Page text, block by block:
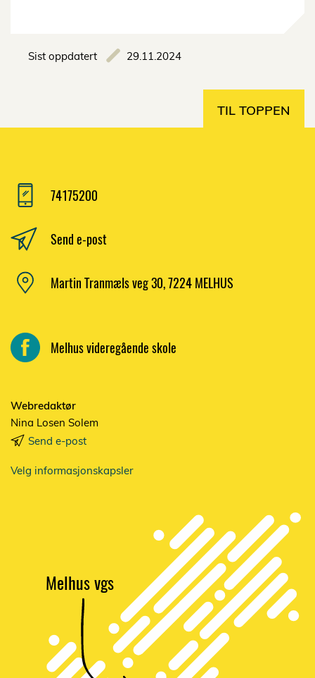
Sist oppdatert 29.11.2024
TIL TOPPEN
74175200
Send e-post
Martin Tranmæls veg 30, 7224 MELHUS
Melhus videregående skole
Webredaktør
Nina Losen Solem
Send e-post
Velg informasjonskapsler
Melhus vgs